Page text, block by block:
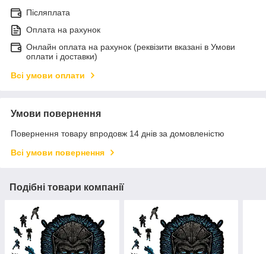
Післяплата
Оплата на рахунок
Онлайн оплата на рахунок (реквізити вказані в Умови
оплати і доставки)
Всі умови оплати
Умови повернення
Повернення товару впродовж 14 днів за домовленістю
Всі умови повернення
Подібні товари компанії